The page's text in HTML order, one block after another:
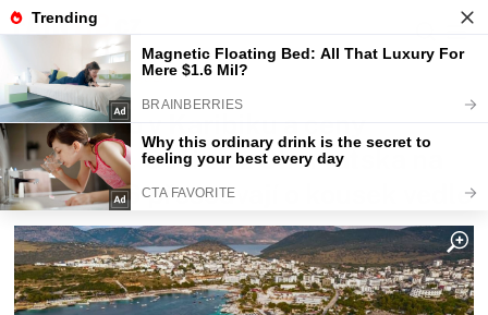
Fajntip.cz Magazín
Pláže jako v Karibiku a ceny
poloviční. Češi se z Chorvatska na
léto 2026 přesouvají o kousek vedle